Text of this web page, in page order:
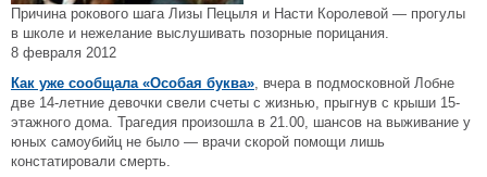
Причина рокового шага Лизы Пецыля и Насти Королевой — прогулы
в школе и нежелание выслушивать позорные порицания.
8 февраля 2012
Как уже сообщала «Особая буква», вчера в подмосковной Лобне
две 14-летние девочки свели счеты с жизнью, прыгнув с крыши 15-
этажного дома. Трагедия произошла в 21.00, шансов на выживание у
юных самоубийц не было — врачи скорой помощи лишь
констатировали смерть.